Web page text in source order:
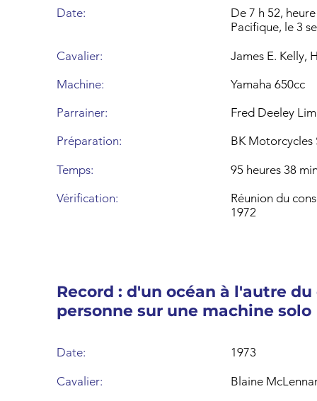
Date:
Cavalier:
Machine:
Parrainer:
Préparation:
Temps:
Vérification:
De 7 h 52,
Pacifique, le 3
James E. Kelly,
Yamaha 650cc
Fred Deeley
BK Motorcycles
95 heures 38
Réunion du
1972
Record : d'un océan à l'autre
personne sur une machine solo
Date:
Cavalier:
1973
Blaine